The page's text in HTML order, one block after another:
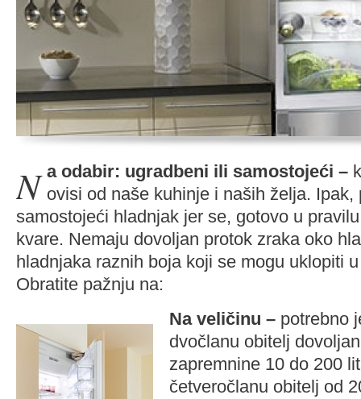
Na odabir: ugradbeni ili samostojeći –
ovisi od naše kuhinje i naših želja. Ipak,
samostojeći hladnjak jer se, gotovo u
kvare. Nemaju dovoljan protok zraka oko
hladnjaka raznih boja koji se mogu uklopiti
Obratite pažnju na:
Na veličinu – potrebno
dvočlanu obitelj
zapremnine 10 do 200
četveročlanu obitelj od